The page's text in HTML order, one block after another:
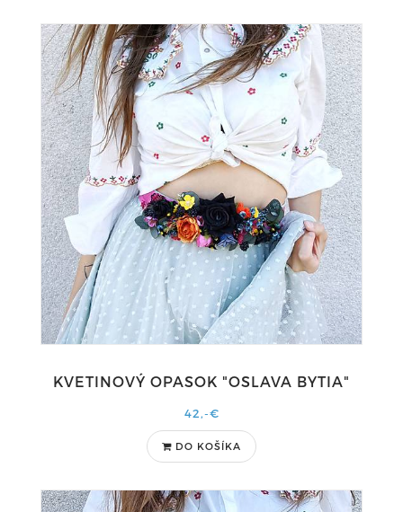
KVETINOVÝ OPASOK "OSLAVA BYTIA"
42,-€
DO KOŠÍKA